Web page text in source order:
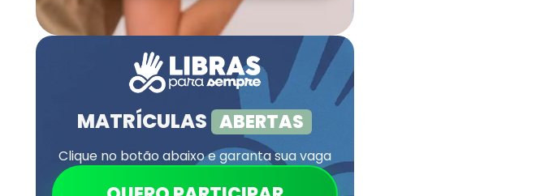
MATRÍCULAS ABERTAS
Clique no botão abaixo e garanta sua vaga